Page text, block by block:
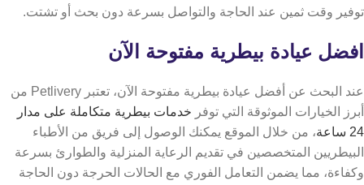
توفير وقت ثمين عند الحاجة والتواصل بسرعة دون بحث أو تشتت.
افضل عيادة بيطرية مفتوحة الآن
عند البحث عن أفضل عيادة بيطرية مفتوحة الآن، تعتبر Petlivery من
أبرز الخيارات الموثوقة التي توفر خدمات بيطرية متكاملة على مدار
24 ساعة
، من خلال الموقع يمكنك الوصول إلى فريق من الأطباء
البيطريين المتخصصين في تقديم الرعاية المنزلية والطوارئ بسرعة
وكفاءة، مما يضمن التعامل الفوري مع الحالات الحرجة دون الحاجة